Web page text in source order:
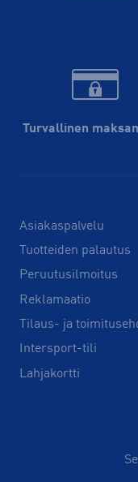
Turvallinen
Asiakaspalvelu
Tuotteiden palautus
Peruutusilmoitus
Reklamaatio
Tilaus- ja
Intersport-tili
Lahjakortti